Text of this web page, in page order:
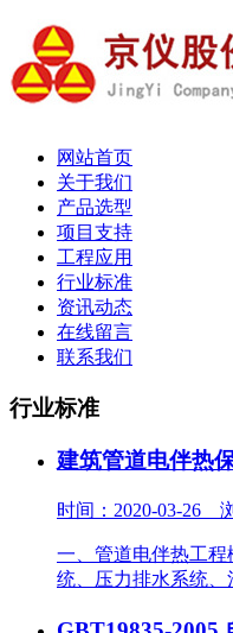
网站首页
关于我们
产品选型
项目支持
工程应用
行业标准
资讯动态
在线留言
联系我们
行业标准
建筑管道电伴热
时间：2020-03-26
一、管道电伴热工
统、压力排水系统、